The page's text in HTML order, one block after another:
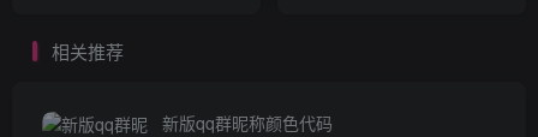
相关推荐
新版qq群昵称颜色代码